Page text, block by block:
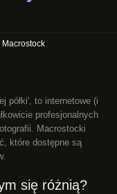
Macrostock
półki', to internetowe (i
profesjonalnych
Macrostocki
które dostępne są
się różnią?